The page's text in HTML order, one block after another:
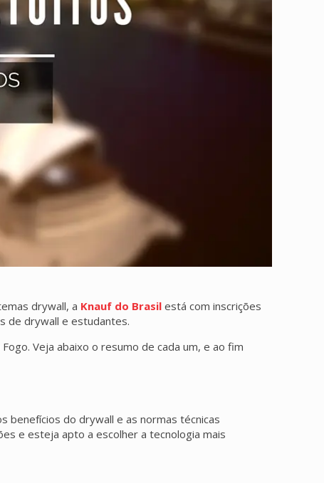
drywall, a Knauf do Brasilestá com inscrições
de drywall e estudantes.
Veja abaixo o resumo de cada um, e ao fim
benefícios do drywall e as normas técnicas
e esteja apto a escolher a tecnologia mais